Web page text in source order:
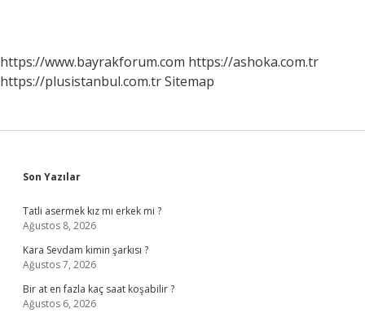
https://www.bayrakforum.com https://ashoka.com.tr
https://plusistanbul.com.trSitemap
Sidebar
Son Yazılar
Tatli asermek kız mı erkek mi ?
Ağustos 8, 2026
Kara Sevdam kimin şarkısı ?
Ağustos 7, 2026
Bir at en fazla kaç saat koşabilir ?
Ağustos 6, 2026